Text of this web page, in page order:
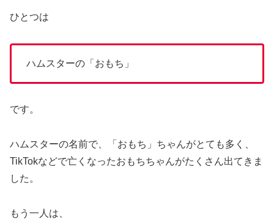
ひとつは
ハムスターの「おもち」
です。
ハムスターの名前で、「おもち」ちゃんがとても多く、
TikTokなどで亡くなったおもちちゃんがたくさん出てきま
した。
もう一人は、